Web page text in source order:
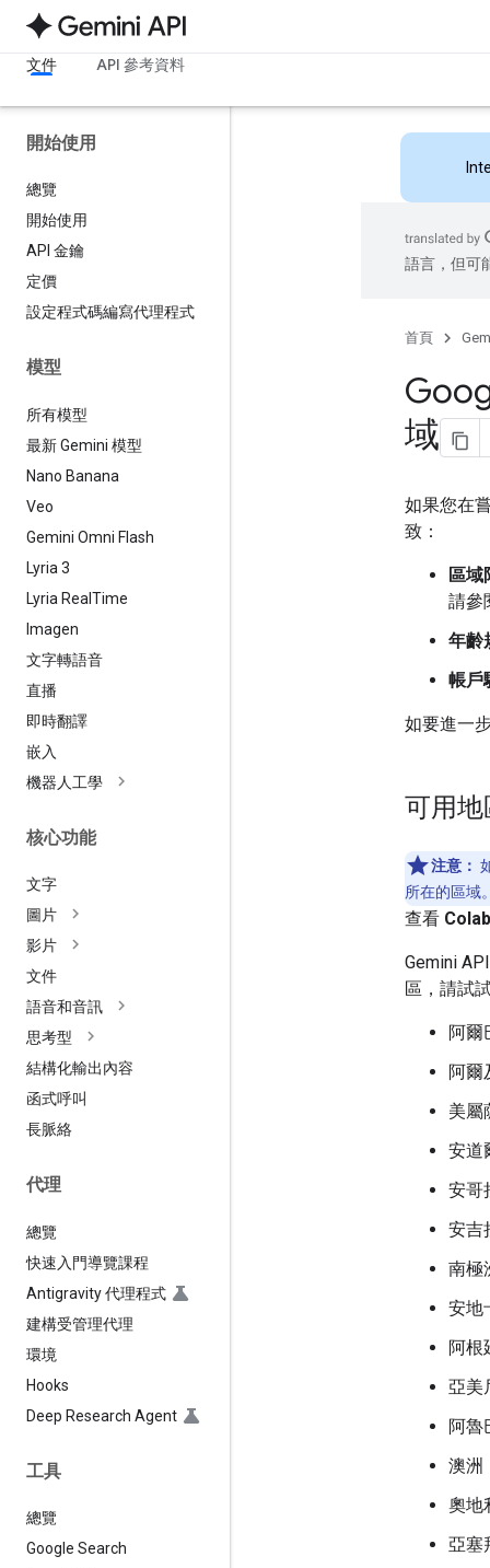
文件 API 參考資料
開始使用
總覽
開始使用
API 金鑰
定價
設定程式碼編寫代理程式
模型
所有模型
最新 Gemini 模型
Nano Banana
Veo
Gemini Omni Flash
Lyria 3
Lyria Real Time
Imagen
文字轉語音
直播
即時翻譯
嵌入
機器人工學
核心功能
文字
圖片
影片
文件
語音和音訊
思考型
結構化輸出內容
函式呼叫
長脈絡
代理
總覽
快速入門導覽課程
Antigravity 代理程式
建構受管理代理
環境
Hooks
Deep Research Agent
工具
總覽
Google Search
語言，但可
首頁
域
如果您在
致：
區域
請參
年齡
帳戶
如要進一
可用地
注意：
所在的區域
查看
Gemini
區，請試
阿爾
阿爾
美屬
安道
安哥
安吉
南極
安地
阿根
亞美
阿魯
澳洲
奧地
亞塞